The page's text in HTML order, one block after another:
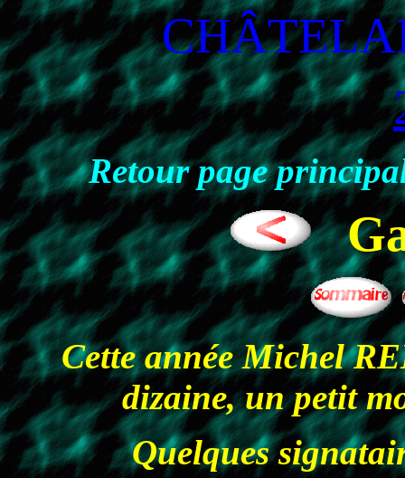
Retour page
Cette année Michel
dizaine, un petit
Quelques